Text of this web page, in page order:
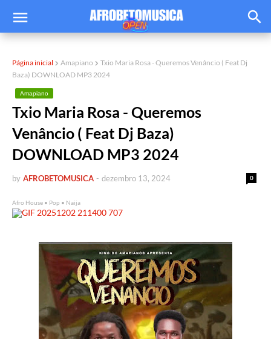
Página inicial Amapiano
Txio Maria Rosa - Queremos Venâncio ( Feat Dj
Baza) DOWNLOAD MP3 2024
Amapiano
Txio Maria Rosa - Queremos
Venâncio ( Feat Dj Baza)
DOWNLOAD MP3 2024
by AFROBETOMUSICA 0
- dezembro 13, 2024
Afro House • Pop • Naija